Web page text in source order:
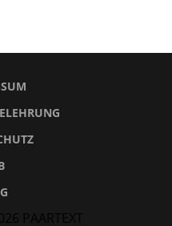
PAARTEXT